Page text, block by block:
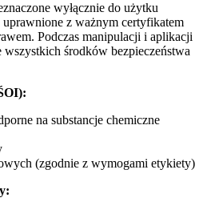
wyłącznie do użytku
z ważnym certyfikatem
Podczas manipulacji i aplikacji
wszystkich środków bezpieczeństwa
na substancje chemiczne
(zgodnie z wymogami etykiety)